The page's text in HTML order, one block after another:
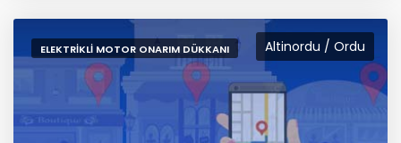
Altinordu / Ordu
ELEKTRIKLI MOTOR ONARIM DÜKKANI